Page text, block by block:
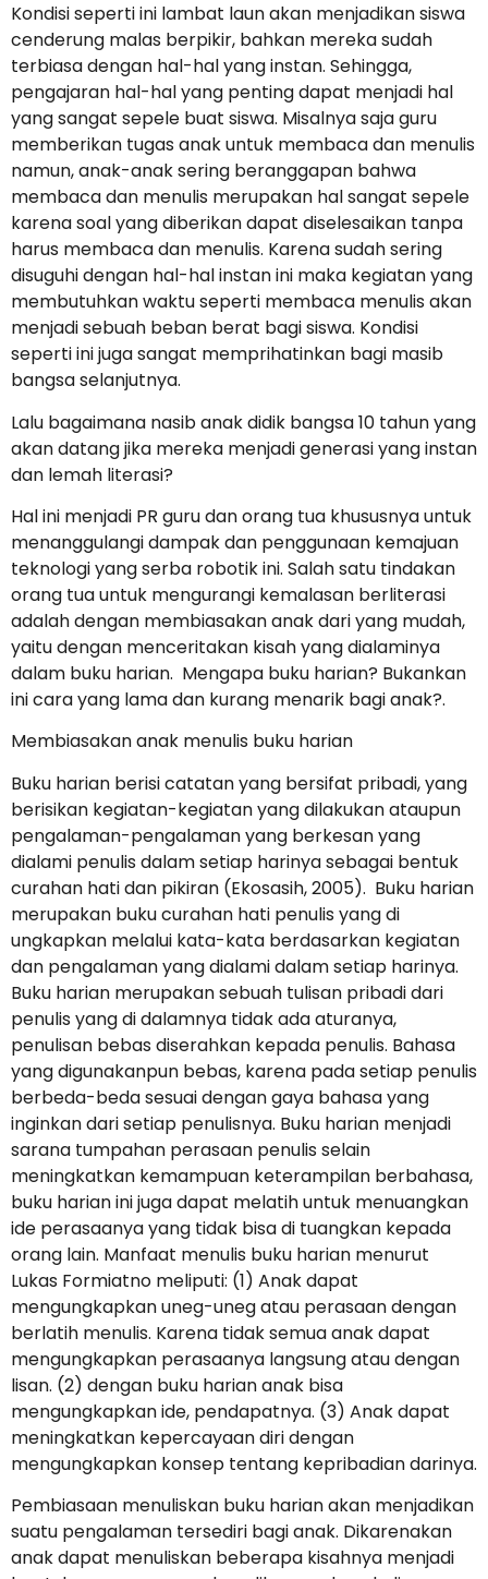
Kondisi seperti ini lambat laun akan menjadikan siswa
cenderung malas berpikir, bahkan mereka sudah
terbiasa dengan hal-hal yang instan. Sehingga,
pengajaran hal-hal yang penting dapat menjadi hal
yang sangat sepele buat siswa. Misalnya saja guru
memberikan tugas anak untuk membaca dan menulis
namun, anak-anak sering beranggapan bahwa
membaca dan menulis merupakan hal sangat sepele
karena soal yang diberikan dapat diselesaikan tanpa
harus membaca dan menulis. Karena sudah sering
disuguhi dengan hal-hal instan ini maka kegiatan yang
membutuhkan waktu seperti membaca menulis akan
menjadi sebuah beban berat bagi siswa. Kondisi
seperti ini juga sangat memprihatinkan bagi masib
bangsa selanjutnya.
Lalu bagaimana nasib anak didik bangsa 10 tahun yang
akan datang jika mereka menjadi generasi yang instan
dan lemah literasi?
Hal ini menjadi PR guru dan orang tua khususnya untuk
menanggulangi dampak dan penggunaan kemajuan
teknologi yang serba robotik ini. Salah satu tindakan
orang tua untuk mengurangi kemalasan berliterasi
adalah dengan membiasakan anak dari yang mudah,
yaitu dengan menceritakan kisah yang dialaminya
dalam buku harian. Mengapa buku harian? Bukankan
ini cara yang lama dan kurang menarik bagi anak?.
Membiasakan anak menulis buku harian
Buku harian berisi catatan yang bersifat pribadi, yang
berisikan kegiatan-kegiatan yang dilakukan ataupun
pengalaman-pengalaman yang berkesan yang
dialami penulis dalam setiap harinya sebagai bentuk
curahan hati dan pikiran (Ekosasih, 2005). Buku harian
merupakan buku curahan hati penulis yang di
ungkapkan melalui kata-kata berdasarkan kegiatan
dan pengalaman yang dialami dalam setiap harinya.
Buku harian merupakan sebuah tulisan pribadi dari
penulis yang di dalamnya tidak ada aturanya,
penulisan bebas diserahkan kepada penulis. Bahasa
yang digunakanpun bebas, karena pada setiap penulis
berbeda-beda sesuai dengan gaya bahasa yang
inginkan dari setiap penulisnya. Buku harian menjadi
sarana tumpahan perasaan penulis selain
meningkatkan kemampuan keterampilan berbahasa,
buku harian ini juga dapat melatih untuk menuangkan
ide perasaanya yang tidak bisa di tuangkan kepada
orang lain. Manfaat menulis buku harian menurut
Lukas Formiatno meliputi: (1) Anak dapat
mengungkapkan uneg-uneg atau perasaan dengan
berlatih menulis. Karena tidak semua anak dapat
mengungkapkan perasaanya langsung atau dengan
lisan. (2) dengan buku harian anak bisa
mengungkapkan ide, pendapatnya. (3) Anak dapat
meningkatkan kepercayaan diri dengan
mengungkapkan konsep tentang kepribadian darinya.
Pembiasaan menuliskan buku harian akan menjadikan
suatu pengalaman tersediri bagi anak. Dikarenakan
anak dapat menuliskan beberapa kisahnya menjadi